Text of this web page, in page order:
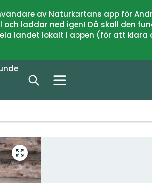
av Naturkartans app för
laddar ned igen! Då skall den
landet lokalt i appen (för att
Vollbild
öffnen